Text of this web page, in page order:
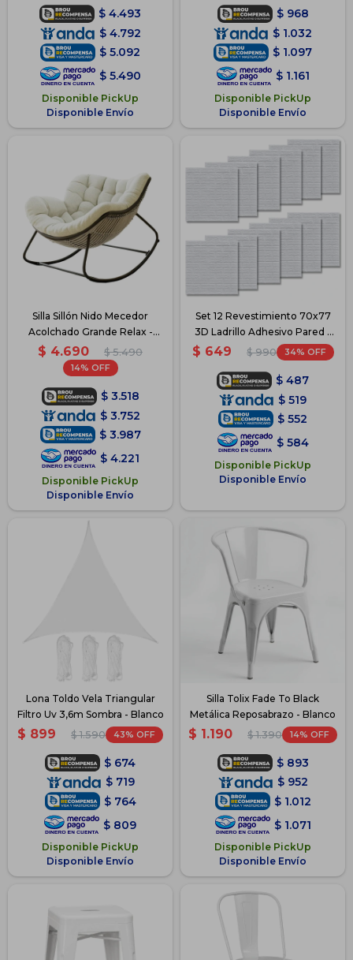
$ 4.493
$ 4.792
$ 5.092
$ 5.490
Disponible PickUp
Disponible Envío
$ 968
$ 1.032
$ 1.097
$ 1.161
Disponible PickUp
Disponible Envío
Silla Sillón Nido Mecedor
Acolchado Grande Relax -
Blanco
$ 4.690 $ 5.490
14
$ 3.518
$ 3.752
$ 3.987
$ 4.221
Disponible PickUp
Disponible Envío
Set 12 Revestimiento 70x77
3D Ladrillo Adhesivo Pared -
Blanco
$ 649 $ 990 34
$ 487
$ 519
$ 552
$ 584
Disponible PickUp
Disponible Envío
Lona Toldo Vela Triangular
Filtro Uv 3,6m Sombra - Blanco
$ 899 $ 1.590 43
$ 674
$ 719
$ 764
$ 809
Disponible PickUp
Disponible Envío
Silla Tolix Fade To Black
Metálica Reposabrazo - Blanco
$ 1.190 $ 1.390 14
$ 893
$ 952
$ 1.012
$ 1.071
Disponible PickUp
Disponible Envío